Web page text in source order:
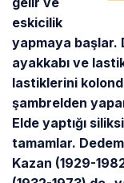
eskicilik
yapmaya başlar.
ayakkabı ve
lastiklerini
şambrelden
Elde yaptığı
tamamlar.
Kazan (1929-